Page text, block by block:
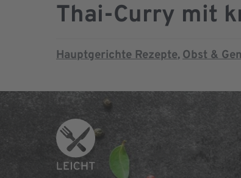
Thai-Curry mit
Hauptgerichte Rezepte,Obst &